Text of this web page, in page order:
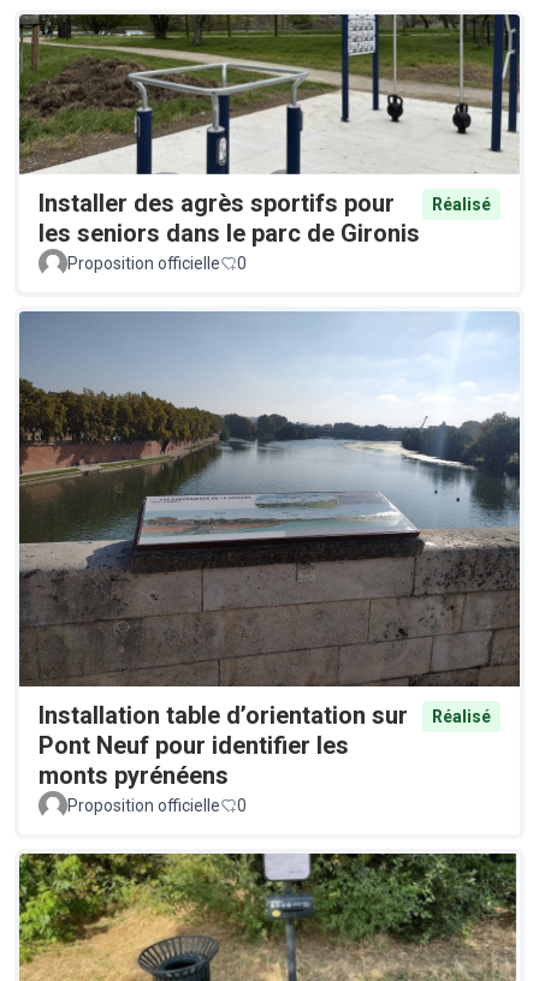
Installer des agrès sportifs pour
les seniors dans le parc de Gironis
Réalisé
Proposition officielle 0
Installation table d’orientation sur
Pont Neuf pour identifier les
monts pyrénéens
Réalisé
Proposition officielle 0